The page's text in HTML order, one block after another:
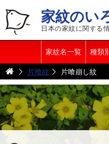
家紋のい
日本の家紋に関する
家紋名一覧 種類
片喰紋 片喰崩し紋